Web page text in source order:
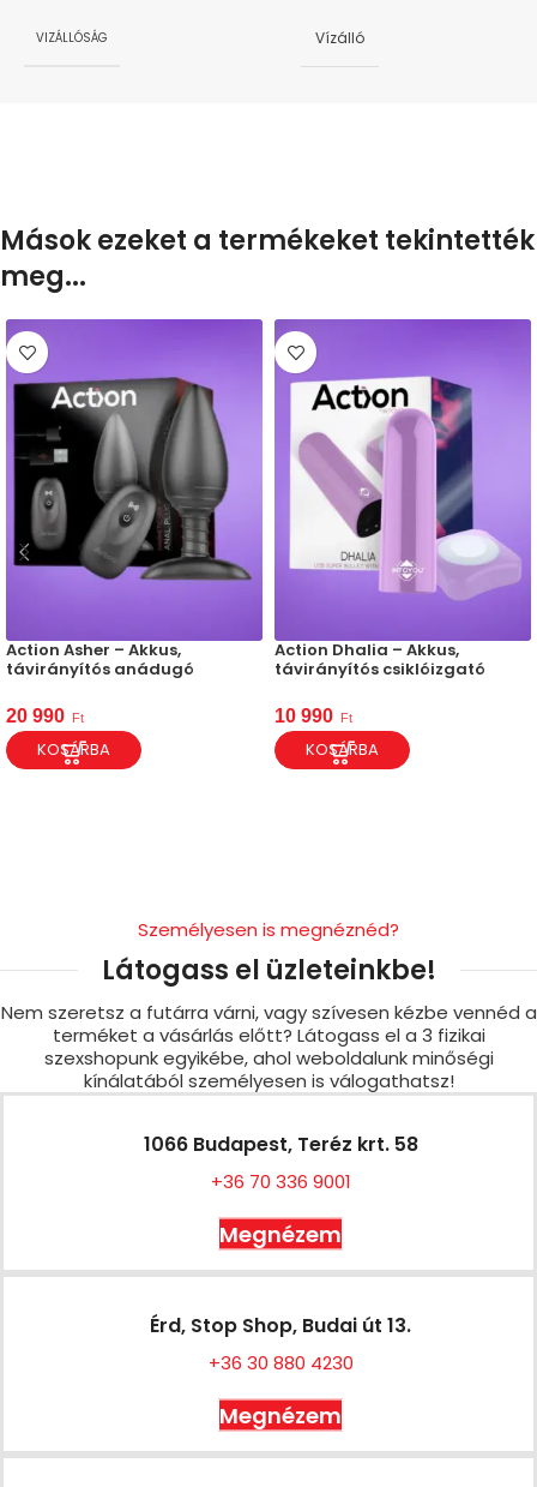
VIZÁLLÓSÁG Vízálló
Mások ezeket a termékeket tekintették
meg...
Action Asher – Akkus,
távirányítós anádugó
20 990 Ft
KOSÁRBA
Action Dhalia – Akkus,
távirányítós csiklóizgató
10 990 Ft
KOSÁRBA
Személyesen is megnéznéd?
Látogass el üzleteinkbe!
Nem szeretsz a futárra várni, vagy szívesen kézbe vennéd a
terméket a vásárlás előtt? Látogass el a 3 fizikai
szexshopunk egyikébe, ahol weboldalunk minőségi
kínálatából személyesen is válogathatsz!
1066 Budapest, Teréz krt. 58
+36 70 336 9001
Megnézem
Érd, Stop Shop, Budai út 13.
+36 30 880 4230
Megnézem